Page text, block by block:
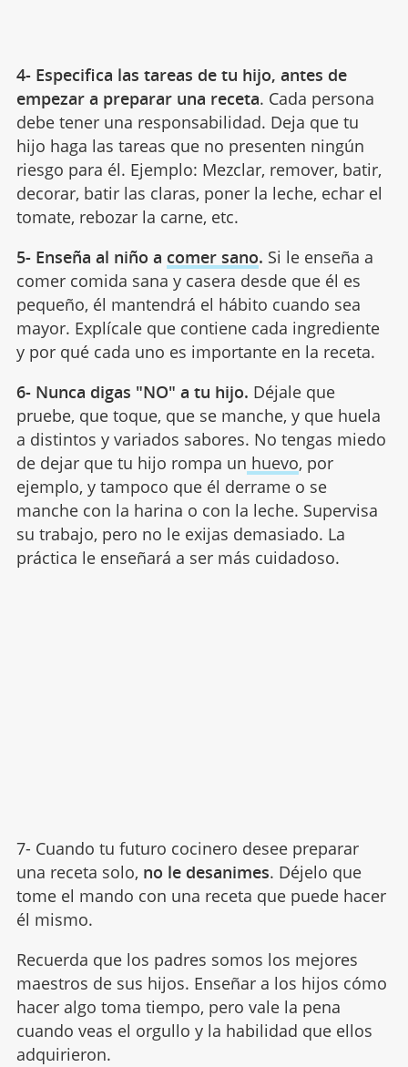
4- Especifica las tareas de tu hijo, antes de
empezar a preparar una receta. Cada persona
debe tener una responsabilidad. Deja que tu
hijo haga las tareas que no presenten ningún
riesgo para él. Ejemplo: Mezclar, remover, batir,
decorar, batir las claras, poner la leche, echar el
tomate, rebozar la carne, etc.
5- Enseña al niño a comer sano. Si le enseña a
comer comida sana y casera desde que él es
pequeño, él mantendrá el hábito cuando sea
mayor. Explícale que contiene cada ingrediente
y por qué cada uno es importante en la receta.
6- Nunca digas "NO" a tu hijo. Déjale que
pruebe, que toque, que se manche, y que huela
a distintos y variados sabores. No tengas miedo
de dejar que tu hijo rompa un huevo, por
ejemplo, y tampoco que él derrame o se
manche con la harina o con la leche. Supervisa
su trabajo, pero no le exijas demasiado. La
práctica le enseñará a ser más cuidadoso.
7- Cuando tu futuro cocinero desee preparar
una receta solo, no le desanimes. Déjelo que
tome el mando con una receta que puede hacer
él mismo.
Recuerda que los padres somos los mejores
maestros de sus hijos. Enseñar a los hijos cómo
hacer algo toma tiempo, pero vale la pena
cuando veas el orgullo y la habilidad que ellos
adquirieron.